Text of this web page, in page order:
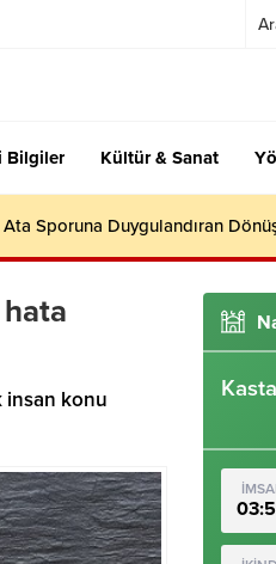
Bilgiler Kültür & Sanat
Sporuna Duygulandıran
hata
insan konu